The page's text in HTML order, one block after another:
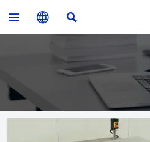


